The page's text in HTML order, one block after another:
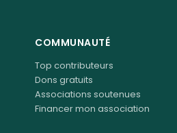
COMMUNAUTÉ
Top contributeurs
Dons gratuits
Associations soutenues
Financer mon association